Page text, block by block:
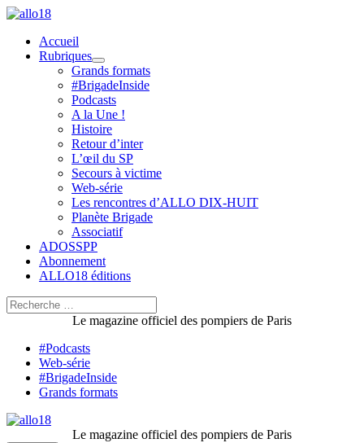
Aller
contenuAccueil
Rubriques
Grands formats
#BrigadeInside
Podcasts
A la Une !
Histoire
Retour d’inter
L’œil du SP
Secours à victime
Web-série
Les rencontres d’ALLO DIX-HUIT
Planète Brigade
Associatif
ADOSSPP
Abonnement
ALLO18 éditions
Rechercher :
Le magazine officiel des pompiers de Paris
#Podcasts
Web-série
#BrigadeInside
Grands formats
Le magazine officiel des pompiers de Paris